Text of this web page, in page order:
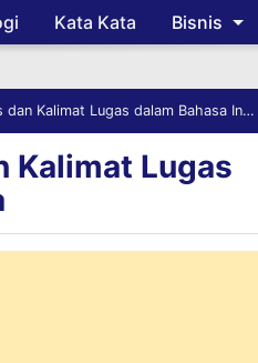
content
Kata Kata Bisnis
Kalimat Lugas dalam Bahasa Indonesia
Kalimat Lugas